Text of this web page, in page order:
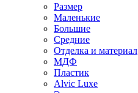
Размер
Маленькие
Большие
Средние
Отделка и материал
МДФ
Пластик
Alvic Luxe